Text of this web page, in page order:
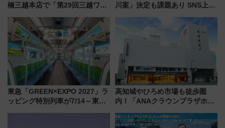
橋三越本店で「第29回三越ワー
【2026年8月5日～25日】
川案」決定も課題あり SNS上の
東急「GREEN×EXPO 2027」ラ
ッピング特別列車が7/14～東
高知城やひろめ市場も徒歩圏
内！「ANAクラウンプラザホテ